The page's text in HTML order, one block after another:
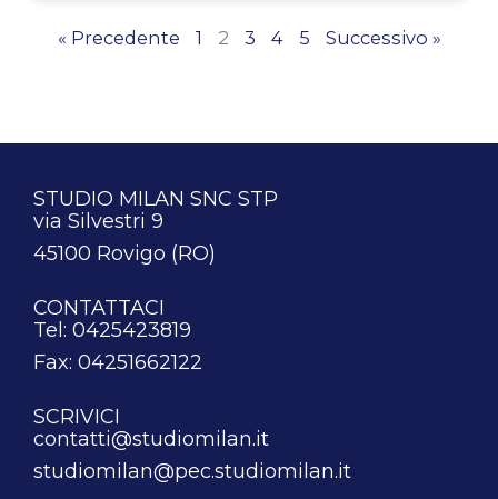
« Precedente 1 2 3 4 5 Successivo »
STUDIO MILAN SNC STP
via Silvestri 9
45100 Rovigo (RO)
CONTATTACI
Tel: 0425423819
Fax: 04251662122
SCRIVICI
contatti@studiomilan.it
studiomilan@pec.studiomilan.it